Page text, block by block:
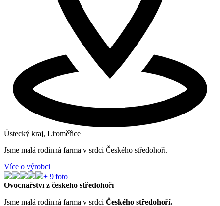
Ústecký kraj, Litoměřice
Jsme malá rodinná farma v srdci Českého středohoří.
Více o výrobci
+ 9 foto
Ovocnářství z českého středohoří
Jsme malá rodinná farma v srdci Českého středohoří.